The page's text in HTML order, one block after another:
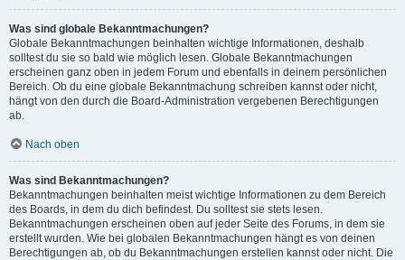
Was sind globale Bekanntmachungen?
Globale Bekanntmachungen beinhalten wichtige Informationen, deshalb
solltest du sie so bald wie möglich lesen. Globale Bekanntmachungen
erscheinen ganz oben in jedem Forum und ebenfalls in deinem persönlichen
Bereich. Ob du eine globale Bekanntmachung schreiben kannst oder nicht,
hängt von den durch die Board-Administration vergebenen Berechtigungen
ab.
Nach oben
Was sind Bekanntmachungen?
Bekanntmachungen beinhalten meist wichtige Informationen zu dem Bereich
des Boards, in dem du dich befindest. Du solltest sie stets lesen.
Bekanntmachungen erscheinen oben auf jeder Seite des Forums, in dem sie
erstellt wurden. Wie bei globalen Bekanntmachungen hängt es von deinen
Berechtigungen ab, ob du Bekanntmachungen erstellen kannst oder nicht. Die